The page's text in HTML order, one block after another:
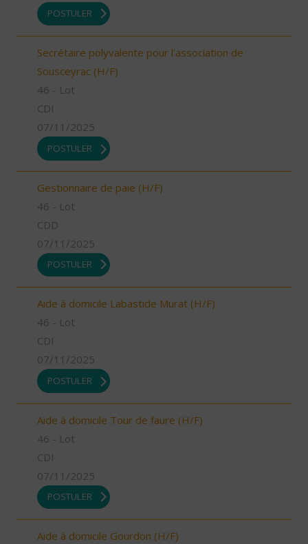
POSTULER
Secrétaire polyvalente pour l'association de
Sousceyrac (H/F)
46 - Lot
CDI
07/11/2025
POSTULER
Gestionnaire de paie (H/F)
46 - Lot
CDD
07/11/2025
POSTULER
Aide à domicile Labastide Murat (H/F)
46 - Lot
CDI
07/11/2025
POSTULER
Aide à domicile Tour de faure (H/F)
46 - Lot
CDI
07/11/2025
POSTULER
Aide à domicile Gourdon (H/F)